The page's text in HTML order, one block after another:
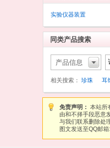
实验仪器装置
同类产品搜索
产品信息
相关搜索： 珍珠 耳
免责声明： 本站所
由和不择手段恶意
与我们联系删除处
图文发送至QQ邮